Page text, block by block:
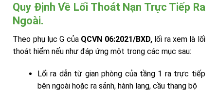
Quy Định Về Lối Thoát Nạn Trực Tiếp Ra
Ngoài.
Theo phụ lục G của QCVN 06:2021/BXD,lối ra xem là lối
thoát hiểm nếu như đáp ứng một trong các mục sau:
Lối ra dẫn từ gian phòng của tầng 1 ra trực tiếp
bên ngoài hoặc ra sảnh, hành lang, cầu thang bộ